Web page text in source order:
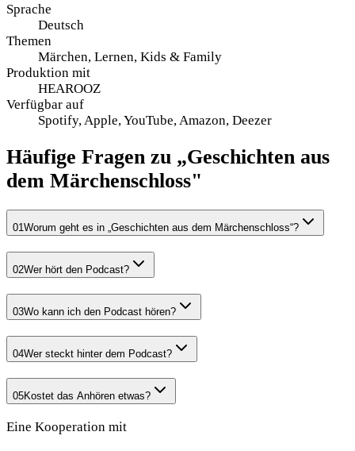
Sprache
Deutsch
Themen
Märchen, Lernen, Kids & Family
Produktion mit
HEAROOZ
Verfügbar auf
Spotify, Apple, YouTube, Amazon, Deezer
Häufige Fragen zu „Geschichten aus
dem Märchenschloss"
01Worum geht es in „Geschichten aus dem Märchenschloss“?
02Wer hört den Podcast?
03Wo kann ich den Podcast hören?
04Wer steckt hinter dem Podcast?
05Kostet das Anhören etwas?
Eine Kooperation mit